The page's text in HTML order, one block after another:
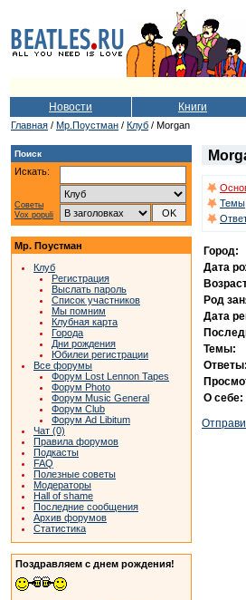
Новости Книги
Главная / Мр.Поустман / Клуб / Morgan
Поиск
Искать:
Советы
Vox populi
Мр. Поустман
Клуб
Регистрация
Выслать пароль
Список участников
Мы помним
Клубная карта
Города
Дни рождения
Юбилеи регистрации
Все форумы
Форум Lost Lennon Tapes
Форум Photo
Форум Music General
Форум Club
Форум Ad Libitum
Чат (0)
Правила форумов
Подкасты
FAQ
Полезные советы
Модераторы
Hall of shame
Последние сообщения
Архив форумов
Статистика
Поздравляем с днем рождения!
Темы
Город:
Дата
Род
Дата
Темы:
Ответы:
О себе: